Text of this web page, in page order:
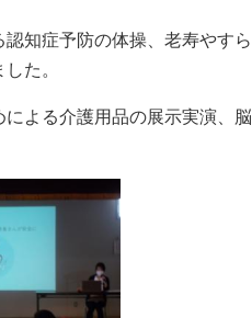
知症予防の体操、老寿やすら
た。
よる介護用品の展示実演、脳